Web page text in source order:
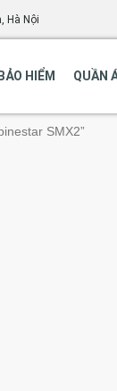
Hà Nội
HIỂM QUẦN
SMX2”